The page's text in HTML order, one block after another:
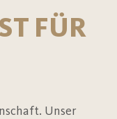
FÜR
Unser